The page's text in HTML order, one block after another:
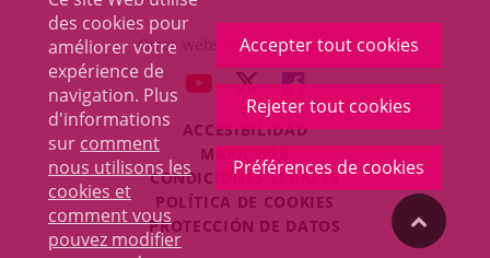
des cookies pour
améliorer votre
expérience de
navigation. Plus
d'informations
sur comment
nous utilisons les
cookies et
comment vous
pouvez modifier
Accepter tout cookies
Rejeter tout cookies
Préférences de cookies
una
ventana
nueva.
externa.
Otras webs del ayuntamiento
ENLACE
UNA
APLICACIÓN
EXTERNA.
ENLACE
A
UNA
APLICACIÓN
EXTERNA.
ENLACE
A
UNA
APLICACIÓN
EXTERNA.
ACCESIBILIDAD
MAPA WEB
CONDICIONES LEGALES
POLÍTICA DE COOKIES
PROTECCIÓN DE DATOS
"Volver